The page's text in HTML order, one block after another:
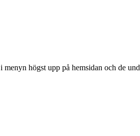
högst upp på hemsidan och de